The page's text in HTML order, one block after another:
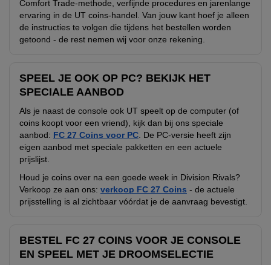
Comfort Trade-methode, verfijnde procedures en jarenlange
ervaring in de UT coins-handel. Van jouw kant hoef je alleen
de instructies te volgen die tijdens het bestellen worden
getoond - de rest nemen wij voor onze rekening.
SPEEL JE OOK OP PC? BEKIJK HET
SPECIALE AANBOD
Als je naast de console ook UT speelt op de computer (of
coins koopt voor een vriend), kijk dan bij ons speciale
aanbod: FC 27 Coins voor PC . De PC-versie heeft zijn
eigen aanbod met speciale pakketten en een actuele
prijslijst.
Houd je coins over na een goede week in Division Rivals?
Verkoop ze aan ons: verkoop FC 27 Coins - de actuele
prijsstelling is al zichtbaar vóórdat je de aanvraag bevestigt.
BESTEL FC 27 COINS VOOR JE CONSOLE
EN SPEEL MET JE DROOMSELECTIE